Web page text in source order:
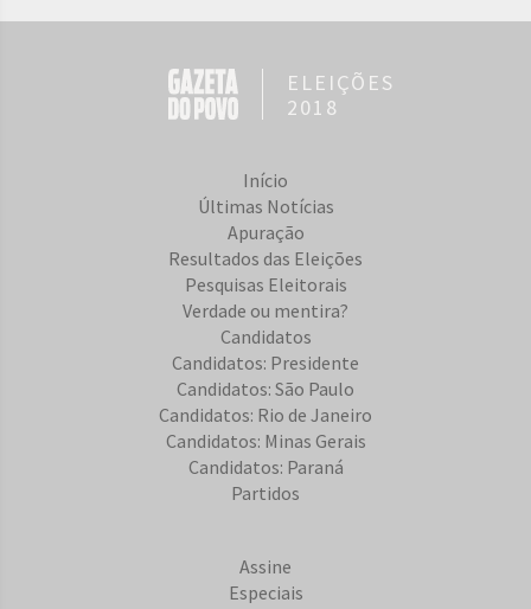
ELEIÇÕES
2018
Início
Últimas Notícias
Apuração
Resultados das Eleições
Pesquisas Eleitorais
Verdade ou mentira?
Candidatos
Candidatos: Presidente
Candidatos: São Paulo
Candidatos: Rio de Janeiro
Candidatos: Minas Gerais
Candidatos: Paraná
Partidos
Assine
Especiais